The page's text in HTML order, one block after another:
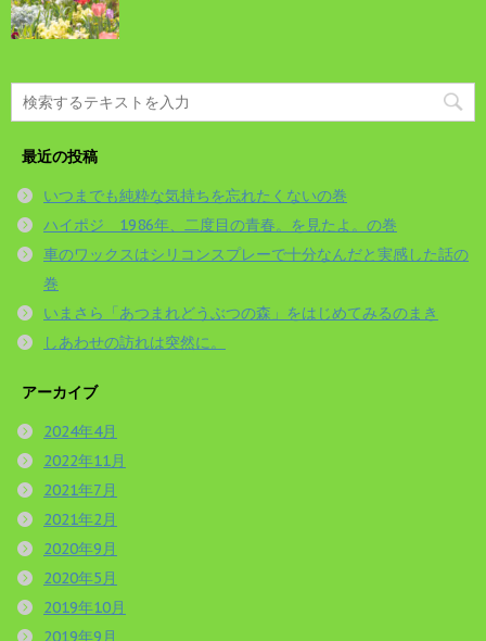
最近の投稿
いつまでも純粋な気持ちを忘れたくないの巻
ハイポジ 1986年、二度目の青春。を見たよ。の巻
車のワックスはシリコンスプレーで十分なんだと実感した話の
巻
いまさら「あつまれどうぶつの森」をはじめてみるのまき
しあわせの訪れは突然に。
アーカイブ
2024年4月
2022年11月
2021年7月
2021年2月
2020年9月
2020年5月
2019年10月
2019年9月